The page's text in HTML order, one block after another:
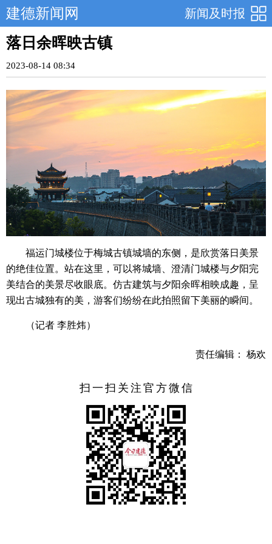
新闻及时报
建德新闻网
落日余晖映古镇
2023-08-14 08:34
福运门城楼位于梅城古镇城墙的东侧，是欣赏落日美景
的绝佳位置。站在这里，可以将城墙、澄清门城楼与夕阳完
美结合的美景尽收眼底。仿古建筑与夕阳余晖相映成趣，呈
现出古城独有的美，游客们纷纷在此拍照留下美丽的瞬间。
（记者 李胜炜）
责任编辑： 杨欢
扫一扫关注官方微信